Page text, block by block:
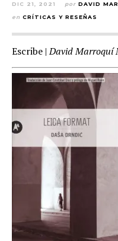
DIC 21, 2021 por DAVID
en CRÍTICAS Y RESEÑAS
Escribe |David Marroquí